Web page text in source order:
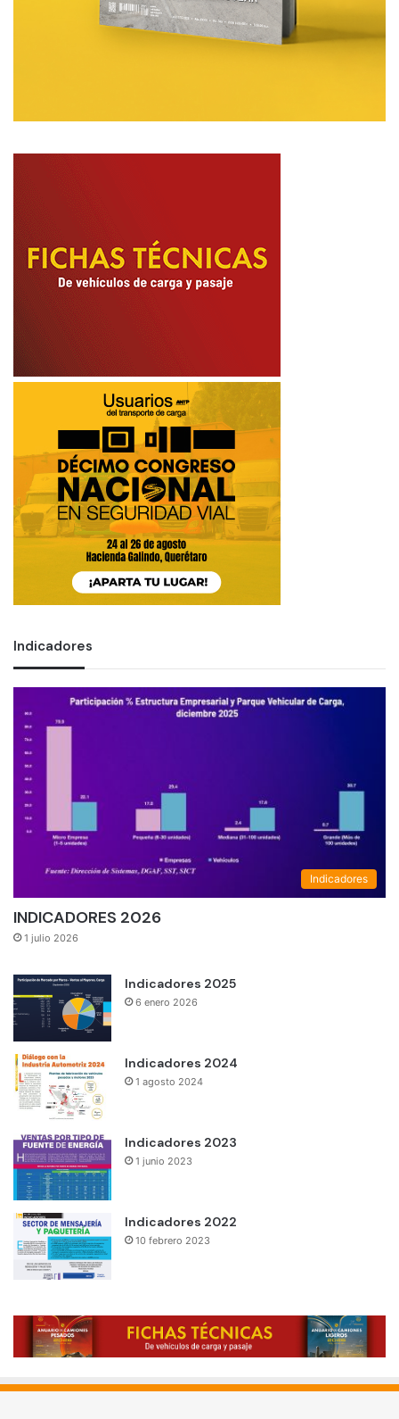
Indicadores
Indicadores
INDICADORES 2026
1 julio 2026
Indicadores 2025
6 enero 2026
Indicadores 2024
1 agosto 2024
Indicadores 2023
1 junio 2023
Indicadores 2022
10 febrero 2023